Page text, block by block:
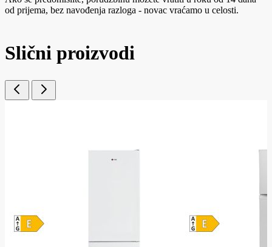
od prijema, bez navođenja razloga - novac vraćamo u celosti.
Slični proizvodi